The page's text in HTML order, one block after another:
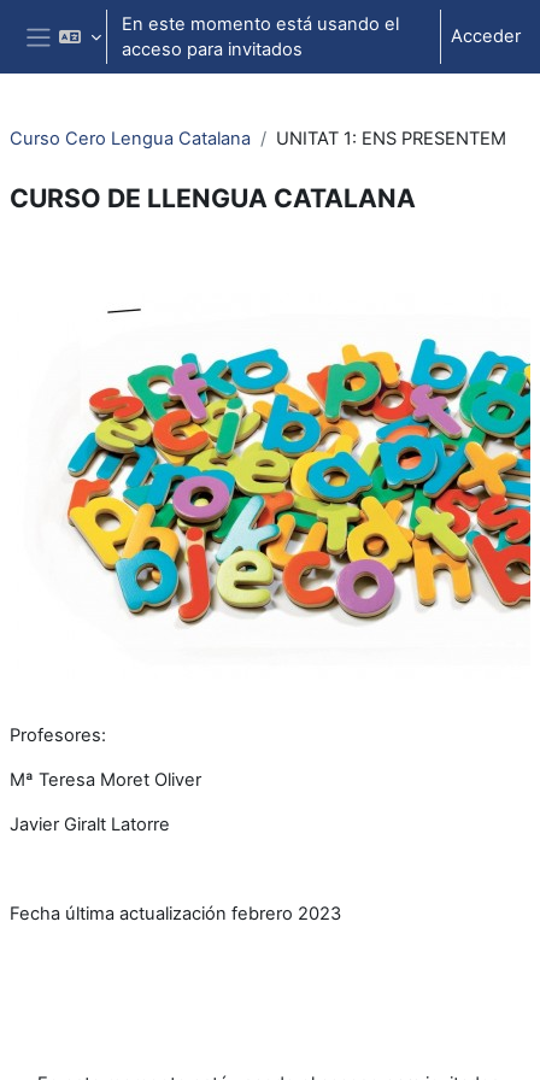
Salta al contenido principal
Panel lateral
En este momento está usando el
acceso para invitados
Acceder
Curso Cero Lengua Catalana UNITAT 1: ENS PRESENTEM
CURSO DE LLENGUA CATALANA
Profesores:
Mª Teresa Moret Oliver
Javier Giralt Latorre
Fecha última actualización febrero 2023